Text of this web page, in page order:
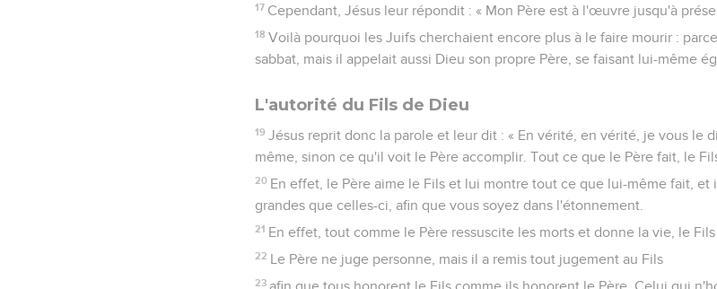
17 Cependant, Jésus leur répondit : « Mon Père est à l'œuvre jusqu'à
18 Voilà pourquoi les Juifs cherchaient encore plus à le faire mourir :
sabbat, mais il appelait aussi Dieu son propre Père, se faisant lui-même
L'autorité du Fils de Dieu
19 Jésus reprit donc la parole et leur dit : « En vérité, en vérité, je vous le
même, sinon ce qu'il voit le Père accomplir. Tout ce que le Père fait, le
20 En effet, le Père aime le Fils et lui montre tout ce que lui-même fait,
grandes que celles-ci, afin que vous soyez dans l'étonnement.
21 En effet, tout comme le Père ressuscite les morts et donne la vie, le
22 Le Père ne juge personne, mais il a remis tout jugement au Fils
23 afin que tous honorent le Fils comme ils honorent le Père. Celui qui